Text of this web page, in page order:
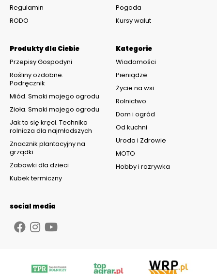
Regulamin
RODO
Kategorie
Wiadomości
Pieniądze
Życie na wsi
Rolnictwo
Dom i ogród
Od kuchni
Uroda i Zdrowie
MOTO
Hobby i rozrywka
Produkty dla Ciebie
Przepisy Gospodyni
Rośliny ozdobne.
Podręcznik
Miód. Smaki mojego ogrodu
Zioła. Smaki mojego ogrodu
Jak to się kręci. Technika
rolnicza dla najmłodszych
Znacznik plantacyjny na
grządki
Zabawki dla dzieci
Kubek termiczny
Pogoda
Kursy walut
social media